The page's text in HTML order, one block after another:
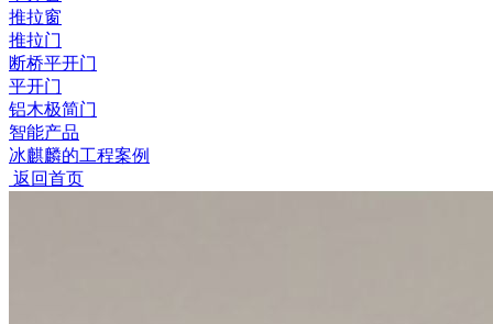
推拉窗
推拉门
断桥平开门
平开门
铝木极简门
智能产品
冰麒麟的工程案例
返回首页